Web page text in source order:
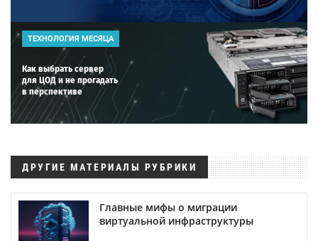
ТЕХНОЛОГИЯ МЕСЯЦА
Как выбрать сервер
для ЦОД и не прогадать
в перспективе
ДРУГИЕ МАТЕРИАЛЫ РУБРИКИ
Главные мифы о миграции
виртуальной инфраструктуры